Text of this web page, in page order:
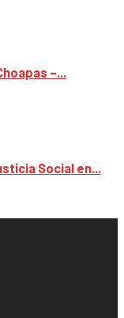
–...
Social en...